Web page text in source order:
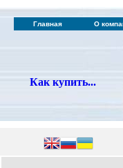
Главная О
Как купить...